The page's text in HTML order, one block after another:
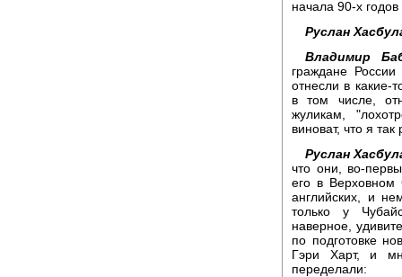
начала 90-х
Руслан
Владимир
граждане
отнесли в какие-
в том числе,
жуликам,
виноват, что я
Руслан
что они, во-
его в
английских, и
только у
наверное,
по подготовке
Гэри Харт, и
переделали: